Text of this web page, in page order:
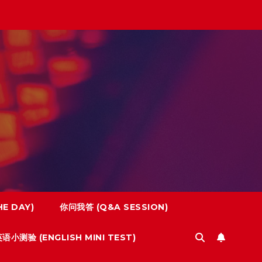
DAY) 你问我答 (Q&A SESSION)
语小测验 (ENGLISH MINI TEST)